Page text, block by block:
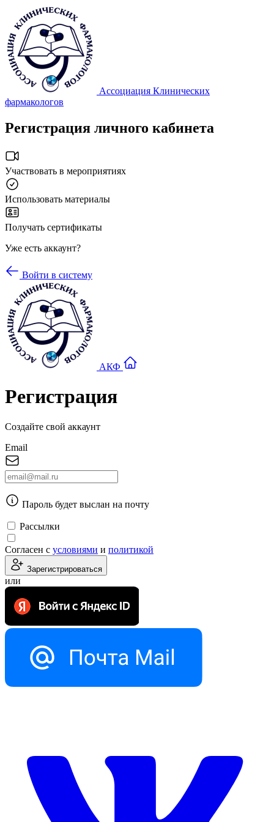
Ассоциация Клинических
фармакологов
Регистрация личного кабинета
Участвовать в мероприятиях
Использовать материалы
Получать сертификаты
Уже есть аккаунт?
Войти в систему
АКФ
Регистрация
Создайте свой аккаунт
Email
Пароль будет выслан на почту
Рассылки
Согласен с условиями и политикой
Зарегистрироваться
или